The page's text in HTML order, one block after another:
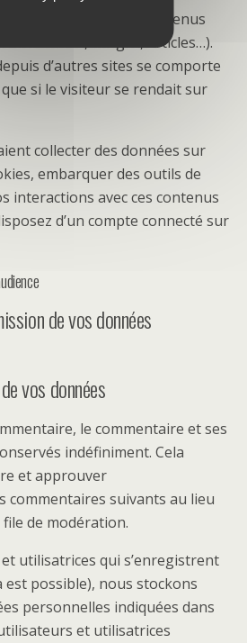
peuvent inclure des contenus
des vidéos, images, articles…).
d’autres sites se comporte
si le visiteur se rendait sur
collecter des données sur
embarquer des outils de
interactions avec ces contenus
d’un compte connecté sur
de vos données
vos données
le commentaire et ses
indéfiniment. Cela
et approuver
commentaires suivants au lieu
de modération.
utilisatrices qui s’enregistrent
possible), nous stockons
personnelles indiquées dans
et utilisatrices